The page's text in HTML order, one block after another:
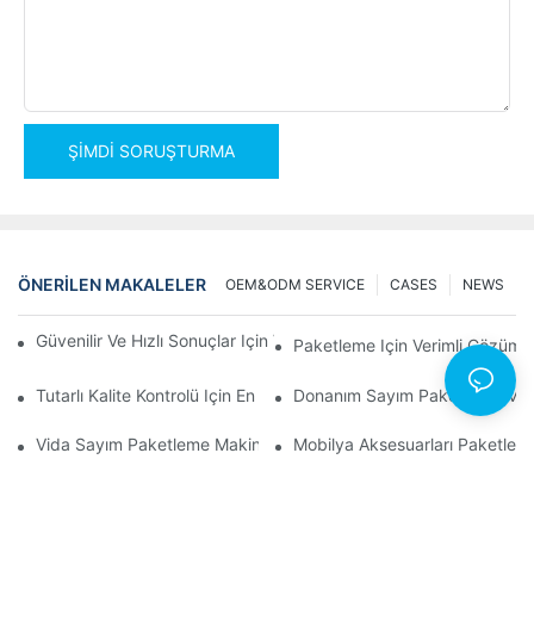
ŞIMDI SORUŞTURMA
ÖNERILEN MAKALELER NEWS
CASES
OEM&ODM SERVICE
Güvenilir Ve Hızlı Sonuçlar Için Vida Sayım Paketleme Makineleri
Paketleme Için Verimli
Tutarlı Kalite Kontrolü Için En İyi Donanım Paketleme Makineleri
Donanım Sayım Paketleme
Vida Sayım Paketleme Makineleri: Verimli Paketleme İçin En İyi
Mobilya Aksesuarları